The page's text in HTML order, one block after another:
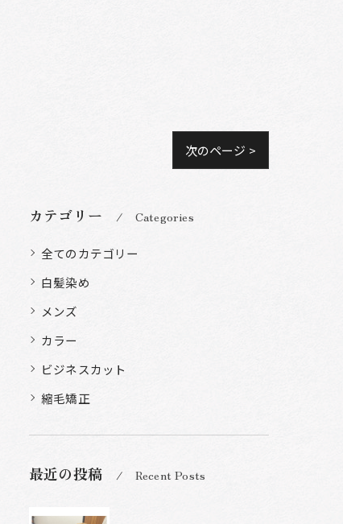
次のページ >
カテゴリー Categories
全てのカテゴリー
白髪染め
メンズ
カラー
ビジネスカット
縮毛矯正
最近の投稿 Recent Posts